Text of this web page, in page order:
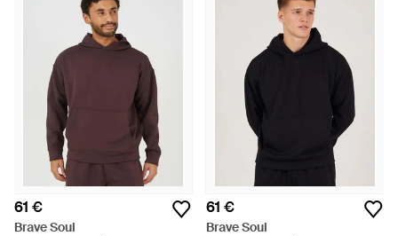
61 €
Brave Soul
61 €
Brave Soul